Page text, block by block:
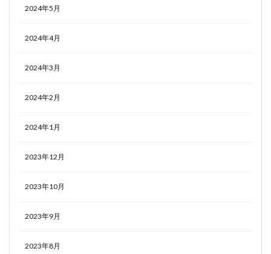
2024年5月
2024年4月
2024年3月
2024年2月
2024年1月
2023年12月
2023年10月
2023年9月
2023年8月